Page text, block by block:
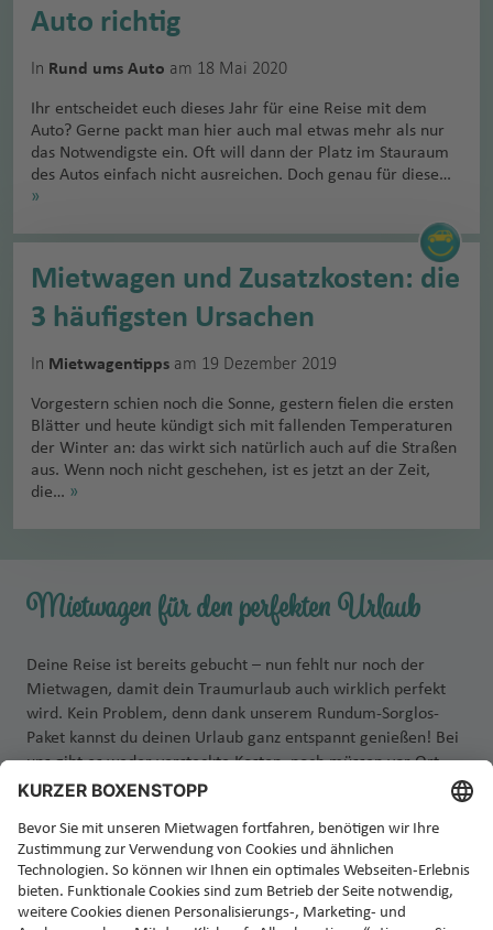
Auto richtig
In Rund ums Auto am 18 Mai 2020
Ihr entscheidet euch dieses Jahr für eine Reise mit dem
Auto? Gerne packt man hier auch mal etwas mehr als nur
das Notwendigste ein. Oft will dann der Platz im Stauraum
des Autos einfach nicht ausreichen. Doch genau für diese…
»
Mietwagen und Zusatzkosten: die
3 häufigsten Ursachen
In Mietwagentipps am 19 Dezember 2019
Vorgestern schien noch die Sonne, gestern fielen die ersten
Blätter und heute kündigt sich mit fallenden Temperaturen
der Winter an: das wirkt sich natürlich auch auf die Straßen
aus. Wenn noch nicht geschehen, ist es jetzt an der Zeit,
die… »
Mietwagen für den perfekten Urlaub
Deine Reise ist bereits gebucht – nun fehlt nur noch der
Mietwagen, damit dein Traumurlaub auch wirklich perfekt
wird. Kein Problem, denn dank unserem Rundum-Sorglos-
Paket kannst du deinen Urlaub ganz entspannt genießen! Bei
uns gibt es weder versteckte Kosten, noch müssen vor Ort
zusätzliche Versicherungen abgeschlossen werden. Einfach
Jetzt Rundum-Sorglos-Mietwagen buchen!